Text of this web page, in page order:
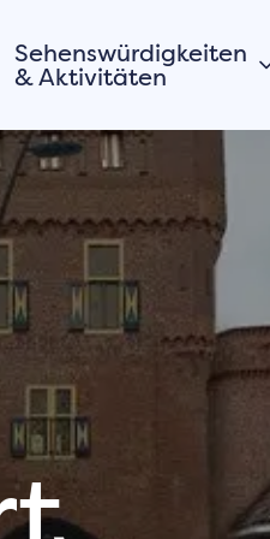
Sehenswürdigkeiten
& Aktivitäten
Stadtrundgang
Promenade & Strände
Wandern
Routen
Fahren
Stadtparks
Aussichtspunkte
Museen
Kultur
Geschichte